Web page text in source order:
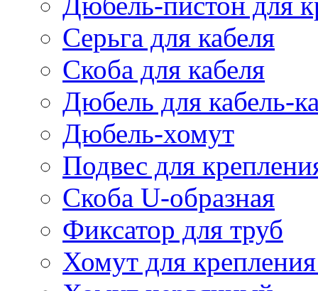
Серьга для кабеля
Скоба для кабеля
Дюбель для кабель-
Дюбель-хомут
Подвес для
Скоба U-образная
Фиксатор для труб
Хомут для